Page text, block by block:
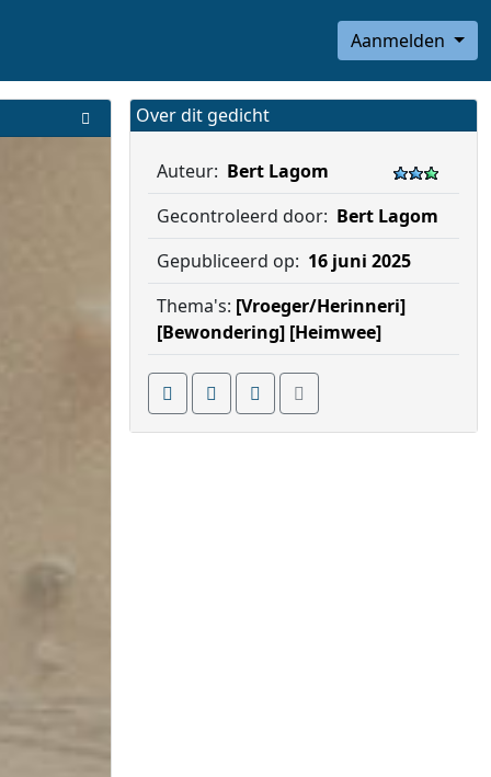
Aanmelden
Over dit gedicht
Auteur: Bert Lagom
Gecontroleerd door: Bert Lagom
Gepubliceerd op: 16 juni 2025
Thema's: [Vroeger/Herinneri]
[Bewondering] [Heimwee]